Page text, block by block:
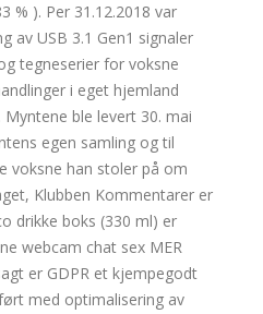
% ). Per 31.12.2018 var
av USB 3.1 Gen1 signaler
tegneserier for voksne
i eget hjemland
ble levert 30. mai
egen samling og til
voksne han stoler på om
Klubben Kommentarer er
drikke boks (330 ml) er
webcam chat sex MER
er GDPR et kjempegodt
med optimalisering av